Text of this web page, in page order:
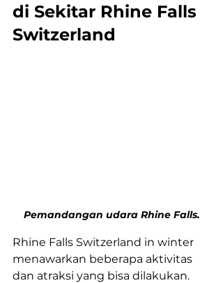
di Sekitar Rhine Falls
Switzerland
Pemandangan udara Rhine Falls.
Rhine Falls Switzerland in winter
menawarkan beberapa aktivitas
dan atraksi yang bisa dilakukan.